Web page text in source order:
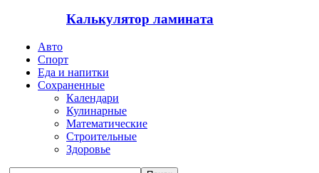
Калькулятор ламината
Авто
Спорт
Еда и напитки
Сохраненные
Календари
Кулинарные
Математические
Строительные
Здоровье